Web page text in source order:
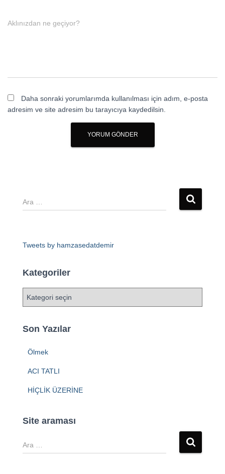
Aklınızdan ne geçiyor?
Daha sonraki yorumlarımda kullanılması için adım, e-posta
adresim ve site adresim bu tarayıcıya kaydedilsin.
Tweets by hamzasedatdemir
Kategoriler
Son Yazılar
Ölmek
ACI TATLI
HİÇLİK ÜZERİNE
Site araması